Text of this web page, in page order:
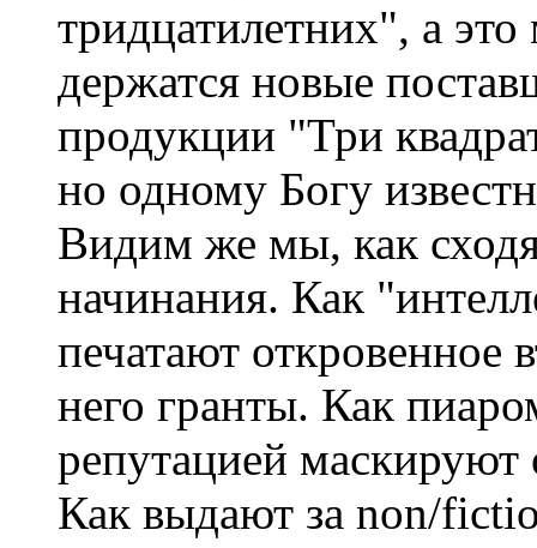
тридцатилетних", а
держатся новые
продукции "Три
но одному Богу
Видим же мы, как
начинания. Как
печатают откровенное
него гранты. Как
репутацией маскируют
Как выдают за non/